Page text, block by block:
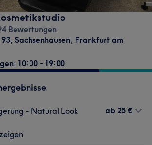
Bewertungen
, Sachsenhausen, Frankfurt am
10:00 - 19:00
- Natural Look
ab 25 €